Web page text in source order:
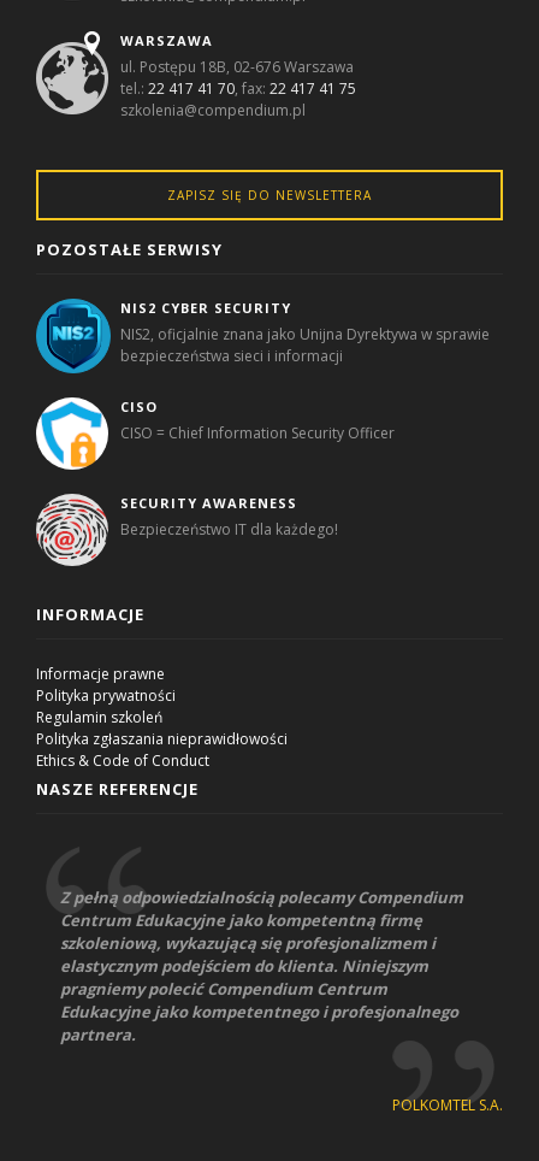
WARSZAWA
ul. Postępu 18B, 02-676 Warszawa
tel.:22 417 41 70, fax:22 417 41 75
szkolenia@compendium.pl
ZAPISZ SIĘ DO NEWSLETTERA
POZOSTAŁE SERWISY
NIS2 CYBER SECURITY
NIS2, oficjalnie znana jako Unijna Dyrektywa w sprawie
bezpieczeństwa sieci i informacji
CISO
CISO = Chief Information Security Officer
SECURITY AWARENESS
Bezpieczeństwo IT dla każdego!
INFORMACJE
Informacje prawne
Polityka prywatności
Regulamin szkoleń
Polityka zgłaszania nieprawidłowości
Ethics & Code of Conduct
NASZE REFERENCJE
Z pełną odpowiedzialnością polecamy Compendium
Centrum Edukacyjne jako kompetentną firmę
szkoleniową, wykazującą się profesjonalizmem i
elastycznym podejściem do klienta. Niniejszym
pragniemy polecić Compendium Centrum
Edukacyjne jako kompetentnego i profesjonalnego
partnera.
POLKOMTEL S.A.